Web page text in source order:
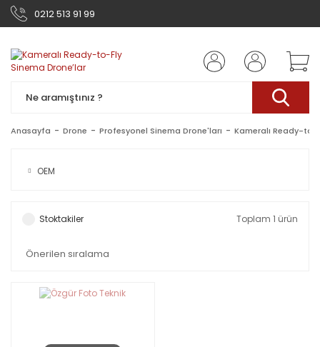
0212 513 91 99
Anasayfa Drone Profesyonel Sinema Drone'ları Kameralı Ready-to-
OEM
Stoktakiler Toplam 1 ürün